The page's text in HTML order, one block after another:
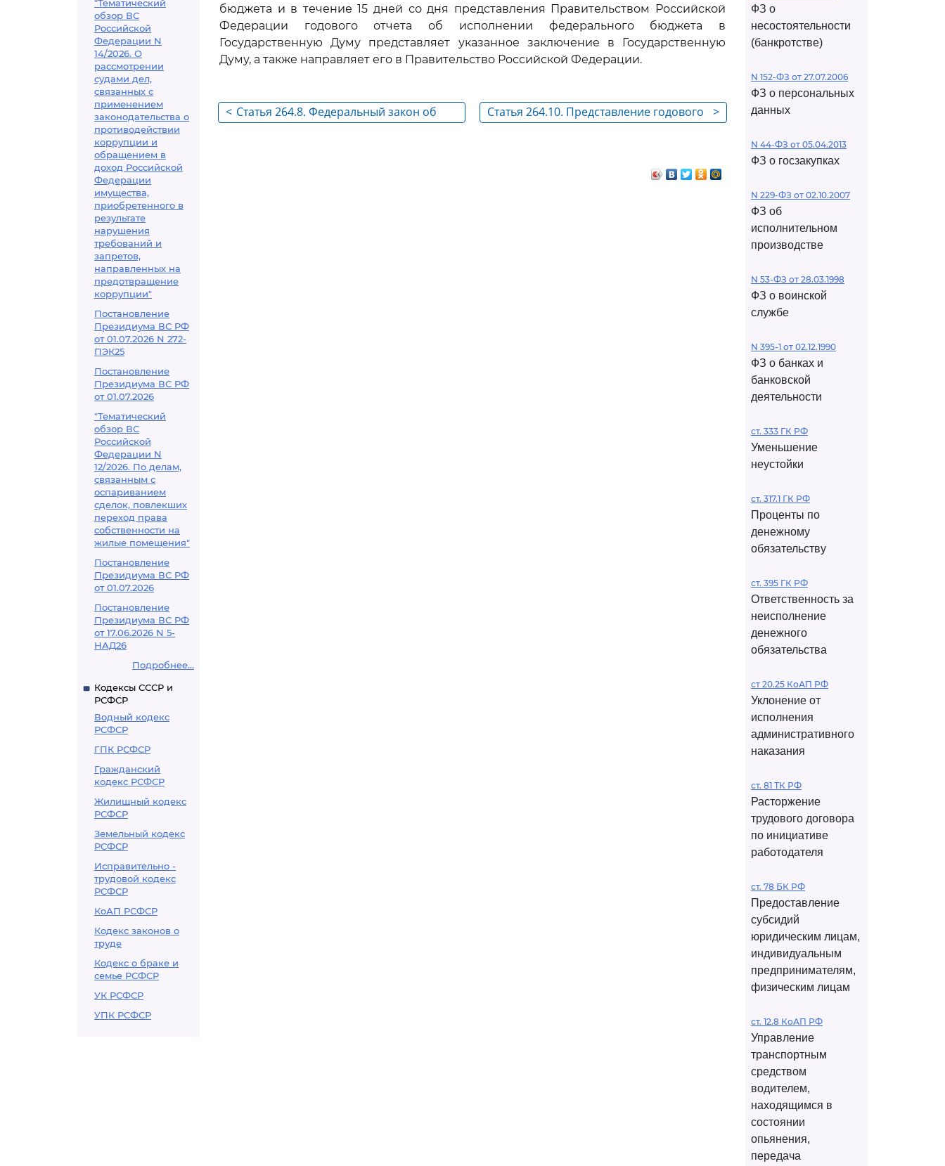
"Тематический
обзор ВС
Российской
Федерации N
14/2026. О
рассмотрении
судами дел,
связанных с
применением
законодательства о
противодействии
коррупции и
обращением в
доход Российской
Федерации
имущества,
приобретенного в
результате
нарушения
требований и
запретов,
направленных на
предотвращение
коррупции"
Постановление
Президиума ВС РФ
от 01.07.2026 N 272-
ПЭК25
Постановление
Президиума ВС РФ
от 01.07.2026
"Тематический
обзор ВС
Российской
Федерации N
12/2026. По делам,
связанным с
оспариванием
сделок, повлекших
переход права
собственности на
жилые помещения"
Постановление
Президиума ВС РФ
от 01.07.2026
Постановление
Президиума ВС РФ
от 17.06.2026 N 5-
НАД26
Подробнее...
Кодексы СССР и
РСФСР
Водный кодекс
РСФСР
ГПК РСФСР
Гражданский
кодекс РСФСР
Жилищный кодекс
РСФСР
Земельный кодекс
РСФСР
Исправительно -
трудовой кодекс
РСФСР
КоАП РСФСР
Кодекс законов о
труде
Кодекс о браке и
семье РСФСР
УК РСФСР
УПК РСФСР
бюджета и в течение 15 дней со дня представления Правительством Российской
Федерации годового отчета об исполнении федерального бюджета в
Государственную Думу представляет указанное заключение в Государственную
Думу, а также направляет его в Правительство Российской Федерации.
< Статья 264.8. Федеральный закон об
>
Статья 264.10. Представление годового
ФЗ о
несостоятельности
(банкротстве)
N 152-ФЗ от 27.07.2006
ФЗ о персональных
данных
N 44-ФЗ от 05.04.2013
ФЗ о госзакупках
N 229-ФЗ от 02.10.2007
ФЗ об
исполнительном
производстве
N 53-ФЗ от 28.03.1998
ФЗ о воинской
службе
N 395-1 от 02.12.1990
ФЗ о банках и
банковской
деятельности
ст. 333 ГК РФ
Уменьшение
неустойки
ст. 317.1 ГК РФ
Проценты по
денежному
обязательству
ст. 395 ГК РФ
Ответственность за
неисполнение
денежного
обязательства
ст 20.25 КоАП РФ
Уклонение от
исполнения
административного
наказания
ст. 81 ТК РФ
Расторжение
трудового договора
по инициативе
работодателя
ст. 78 БК РФ
Предоставление
субсидий
юридическим лицам,
индивидуальным
предпринимателям,
физическим лицам
ст. 12.8 КоАП РФ
Управление
транспортным
средством
водителем,
находящимся в
состоянии
опьянения,
передача